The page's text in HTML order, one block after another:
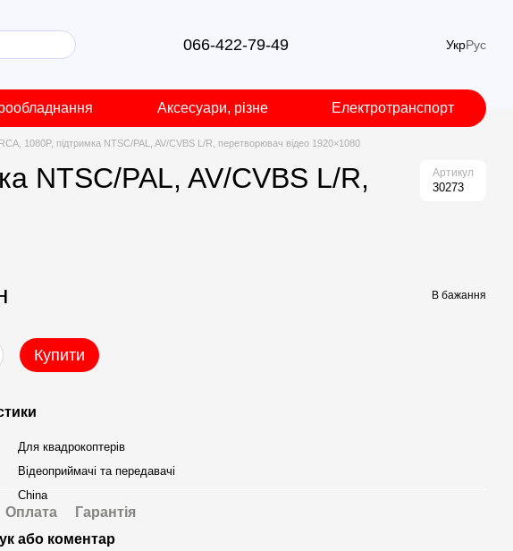
066-422-79-49 УкрРус
Аксесуари, різне Електротранспорт
1080P, підтримка NTSC/PAL, AV/CVBS L/R, перетворювач відео 1920×1080
NTSC/PAL, AV/CVBS L/R,
Артикул
30273
В бажання
Купити
Для квадрокоптерів
Відеоприймачі та передавачі
China
Оплата
Гарантія
або коментар